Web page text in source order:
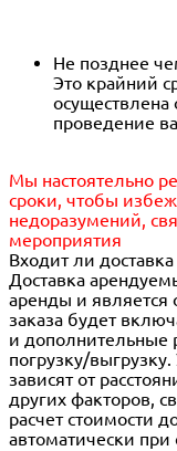
Не позднее
Это крайний
осуществлена
проведение
Мы настоятельно
сроки, чтобы
недоразумений,
мероприятия
Входит ли
Доставка
аренды и является
заказа будет
и дополнительные
погрузку/
зависят от
других факторов,
расчет стоимости
автоматически при